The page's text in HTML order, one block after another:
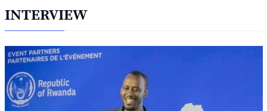
INTERVIEW